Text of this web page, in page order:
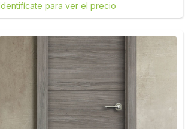
para ver el precio